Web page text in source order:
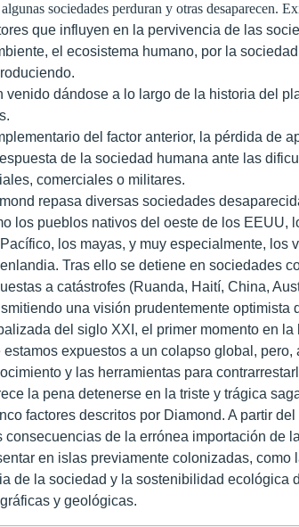
sociedades perduran y otras desaparecen.
que influyen en la pervivencia de las
el ecosistema humano, por la
venido dándose a lo largo de la historia del
del factor anterior, la pérdida de
de la sociedad humana ante las
comerciales o militares.
repasa diversas sociedades
los pueblos nativos del oeste de los EEUU,
los mayas, y muy especialmente, los
Tras ello se detiene en sociedades
a catástrofes (Ruanda, Haití, China,
una visión prudentemente optimista
del siglo XXI, el primer momento en la
estamos expuestos a un colapso global,
y las herramientas para
la pena detenerse en la triste y trágica
factores descritos por Diamond. A partir
consecuencias de la errónea importación de
en islas previamente colonizadas,
de la sociedad y la sostenibilidad ecológica
y geológicas.